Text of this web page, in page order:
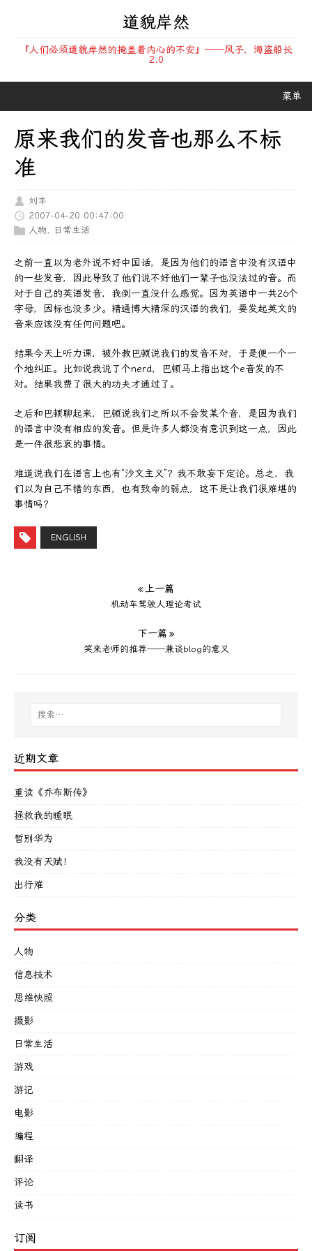
道貌岸然
『人们必须道貌岸然的掩盖着内心的不安』——风子，海盗船长
2.0
菜单
原来我们的发音也那么不标
准
刘丰
2007-04-20 00:47:00
人物 , 日常生活
之前一直以为老外说不好中国话，是因为他们的语言中没有汉语中
的一些发音，因此导致了他们说不好他们一辈子也没法过的音。而
对于自己的英语发音，我倒一直没什么感觉。因为英语中一共26个
字母，因标也没多少。精通博大精深的汉语的我们，要发起英文的
音来应该没有任何问题吧。
结果今天上听力课，被外教巴顿说我们的发音不对，于是便一个一
个地纠正。比如说我说了个nerd，巴顿马上指出这个e音发的不
对。结果我费了很大的功夫才通过了。
之后和巴顿聊起来，巴顿说我们之所以不会发某个音，是因为我们
的语言中没有相应的发音。但是许多人都没有意识到这一点，因此
是一件很悲哀的事情。
难道说我们在语言上也有“沙文主义”？我不敢妄下定论。总之，我
们以为自己不错的东西，也有致命的弱点，这不是让我们很难堪的
事情吗？
ENGLISH
« 上一篇
机动车驾驶人理论考试
下一篇 »
笑来老师的推荐——兼谈blog的意义
近期文章
重读《乔布斯传》
拯救我的睡眠
暂别华为
我没有天赋！
出行难
分类
人物
信息技术
思维快照
摄影
日常生活
游戏
游记
电影
编程
翻译
评论
读书
订阅